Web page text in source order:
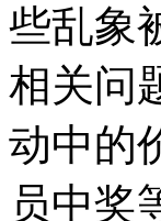
些乱象
相关问
动中的
员中奖